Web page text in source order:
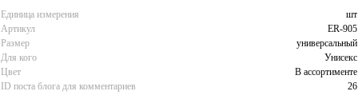
Единица измерения
шт
Артикул
ER-905
Размер
универсальный
Для кого
Унисекс
Цвет
В ассортименте
ID поста блога для комментариев
26